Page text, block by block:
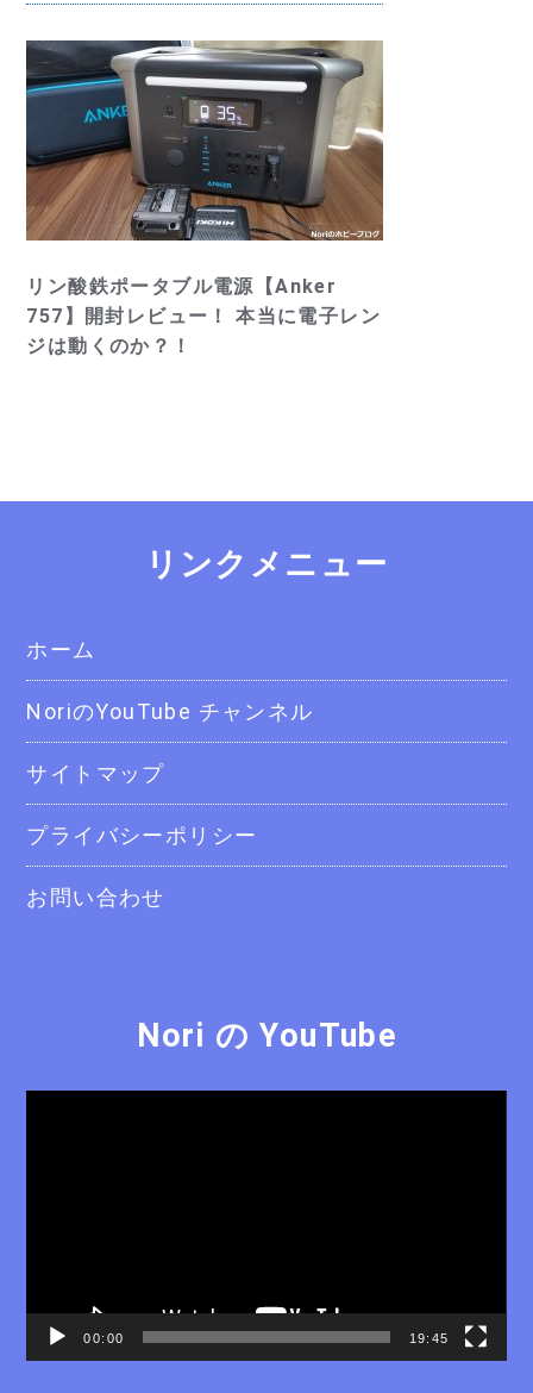
リン酸鉄ポータブル電源【Anker
757】開封レビュー！ 本当に電子レン
ジは動くのか？！
リンクメニュー
ホーム
NoriのYouTube チャンネル
サイトマップ
プライバシーポリシー
お問い合わせ
Nori の YouTube
00:00 19:45